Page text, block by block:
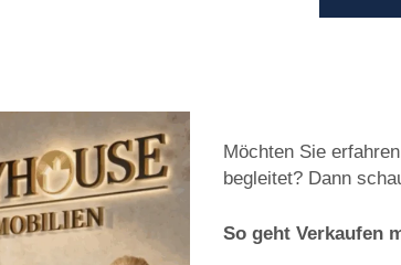
Möchten Sie
begleitet? Dann
So geht Verkaufen